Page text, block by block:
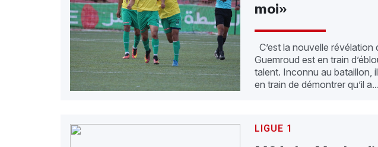
moi»
C’est la nouvelle
Guemroud est en train
talent. Inconnu au bataillon,
en train de démontrer qu’il a...
LIGUE 1